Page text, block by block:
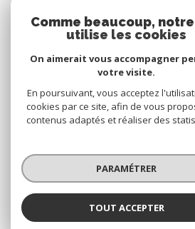
© 2026 | TOUS DROITS RÉSERVÉS |
NOS HONORAIRES
PLAN DU SITE MENTIONS
POLITIQUE RGPD
Comme beaucoup,
utilise les cookies
On aimerait vous accompagner
votre visite.
En poursuivant, vous acceptez
cookies par ce site, afin de vous
contenus adaptés et réaliser des
PARAMÉTRER
TOUT ACCEPTER